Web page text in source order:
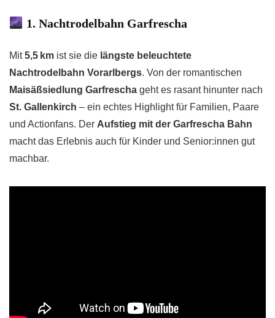
1. Nachtrodelbahn Garfrescha
Mit5,5 km ist sie die längste beleuchtete
Nachtrodelbahn Vorarlbergs. Von der romantischen
Maisäßsiedlung Garfrescha geht es rasant hinunter nach
St. Gallenkirch – ein echtes Highlight für Familien, Paare
und Actionfans. Der Aufstieg mit der Garfrescha Bahn
macht das Erlebnis auch für Kinder und Senior:innen gut
machbar.